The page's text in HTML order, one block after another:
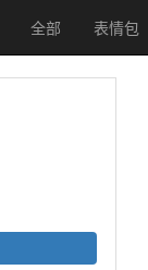
全部 表情包